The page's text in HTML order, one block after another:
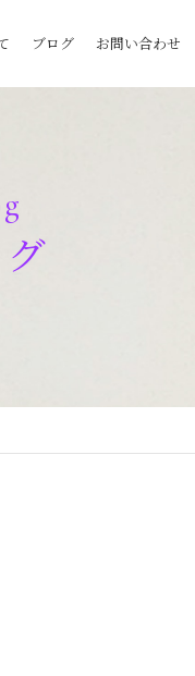
ブログ お問い合わせ